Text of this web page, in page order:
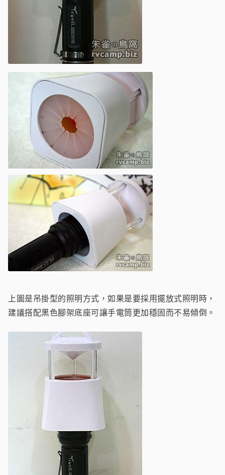
上圖是吊掛型的照明方式，如果是要採用擺放式照明時，
建議搭配黑色腳架底座可讓手電筒更加穩固而不易傾倒。